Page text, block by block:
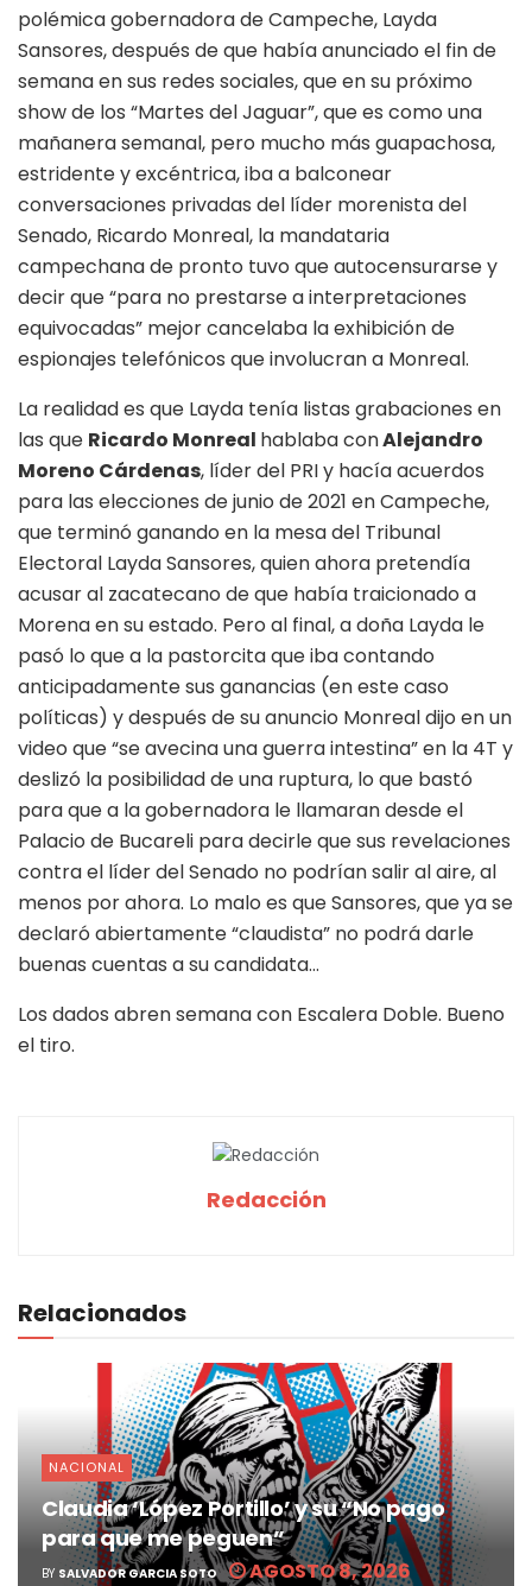
polémica gobernadora de Campeche, Layda
Sansores, después de que había anunciado el fin de
semana en sus redes sociales, que en su próximo
show de los “Martes del Jaguar”, que es como una
mañanera semanal, pero mucho más guapachosa,
estridente y excéntrica, iba a balconear
conversaciones privadas del líder morenista del
Senado, Ricardo Monreal, la mandataria
campechana de pronto tuvo que autocensurarse y
decir que “para no prestarse a interpretaciones
equivocadas” mejor cancelaba la exhibición de
espionajes telefónicos que involucran a Monreal.
La realidad es que Layda tenía listas grabaciones en
las que Ricardo Monreal hablaba conAlejandro
Moreno Cárdenas, líder del PRI y hacía acuerdos
para las elecciones de junio de 2021 en Campeche,
que terminó ganando en la mesa del Tribunal
Electoral Layda Sansores, quien ahora pretendía
acusar al zacatecano de que había traicionado a
Morena en su estado. Pero al final, a doña Layda le
pasó lo que a la pastorcita que iba contando
anticipadamente sus ganancias (en este caso
políticas) y después de su anuncio Monreal dijo en un
video que “se avecina una guerra intestina” en la 4T y
deslizó la posibilidad de una ruptura, lo que bastó
para que a la gobernadora le llamaran desde el
Palacio de Bucareli para decirle que sus revelaciones
contra el líder del Senado no podrían salir al aire, al
menos por ahora. Lo malo es que Sansores, que ya se
declaró abiertamente “claudista” no podrá darle
buenas cuentas a su candidata…
Los dados abren semana con Escalera Doble. Bueno
el tiro.
Redacción
Relacionados
NACIONAL
Claudia ‘López Portillo’ y su “No pago
para que me peguen”
BY SALVADOR GARCIA SOTO AGOSTO 8, 2026